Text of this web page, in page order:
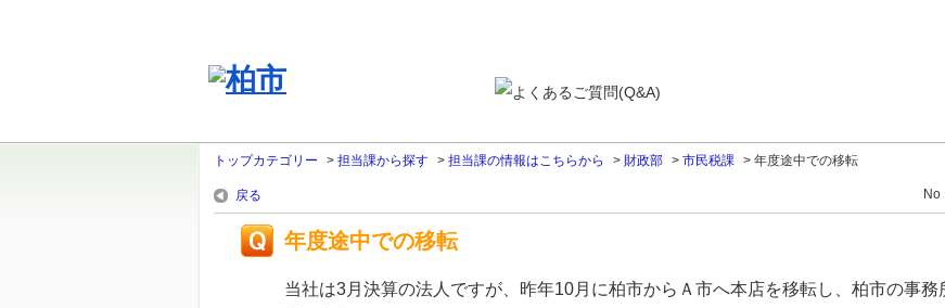
トップカテゴリー > 担当課から探す > 担当課の情報はこちらから > 財政部 > 市民税課 > 年度途中での移転
戻る No
年度途中での移転
当社は3月決算の法人ですが、昨年10月に柏市からＡ市へ本店を移転し、柏市の事